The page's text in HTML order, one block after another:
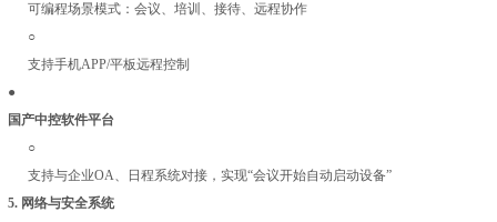
可编程场景模式：会议、培训、接待、远程协作
○
支持手机APP/平板远程控制
●
国产中控软件平台
○
支持与企业OA、日程系统对接，实现“会议开始自动启动设备”
5. 网络与安全系统